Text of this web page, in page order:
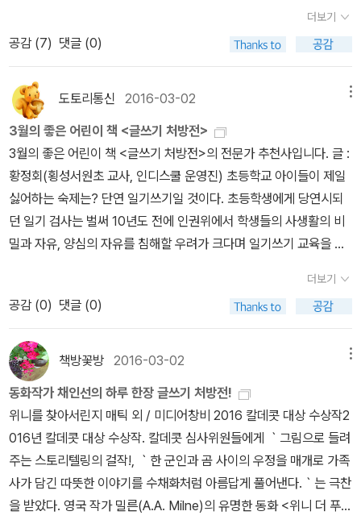
림책사실 이런 그림책을 볼 때는 걱정이 되는 것이그림책에 나오는
유치원, 학원등외부활동을 하면서 또래나 형들이 하는 나쁜말을 안
듣고 안 배울 수가 없는 거 같다.나쁜말을 모르게 하는 것이 아니라나
쁜말이 무엇인지 알고 나쁜말을 알지만 사용하지 않아야하는 것이 더
중요한 거 같다.나쁜말 먹는 괴물을 보고 유아기에 올바른 언어의 사
용의 중요함을 알려주고 싶다. 5. 잠수네 초등 3,4학년 공부법 잠수
네영어로 이미 엄마들 사이에 입소문으로 엄청 유명한 잠수네아이가
4학년이 되어서 그런지 이제 뭔가 좀 더 중심을 잡아줘야한다는 생각
이 많이 든다.특히, 학원을 보내고 있지 않고 집에서 함께 하고 있어서
하다.표지에 나온 이야기 대로 학습방향에 고민이 깊어지는 초등 3,4
학년을 위해 꼭 만나고 싶다.
선 얼굴들이 많이 보이네요. 3월에 읽고 싶은 책들을 고르면서 책을
들었다 놨다를 여러 번 했답니다. 그렇게 해서 고르고 고른 3월에 읽
고 싶은 책은요~~ 1. 게으른 요리 요리를 더 잘하고 싶기에 이번
에도 요리책이 끌렸어요. 쉽고 간편한 레시피로 풀어낸 '한국인이 좋
아하는 손님상'과 365일 반찬 걱정 없는 '한국이 좋아하는 밑반찬'으
로 독자들의 절대적인 지지를 받았던 일품요리 같은 한그릇 요리입니
다. 복잡한 조리법과 어려운 소스 없이 마트에서 쉽게 구할 수 있는
식재료들이기에 간편하네요. 게으른 요리지만 영양이 풍부하고 맛까
지 있다니 도전하고 싶어요. 2. 덮밥 한 그릇 덮밥은 간편하면
서도 맛이 있기에 한끼 식사로 좋아합니다. 돈가스나 튀김 등을 올리
는 일식 덮밥을 비롯해 중식 덮밥과 한식 비빔밥까지, 국적에 제한을
두지 않고 밥 위에 재료를 올려 맛있게 먹을 수 있는 '한 그릇 초간단
레시피' 가 모두 38가지라니 도전하고 싶어요. 저자는 서울 청담동의
리계에서 가장 주목받고 있는 스타 셰프라고 하네요. 3. 글쓰기 처
방전 동화 작가 채인선과 함께하는 365 글쓰기 다이어리군요. 우
정, 사랑, 꿈, 가족, 고민, 외로움, 걱정, 자유, 가치, 감정, 날씨, 계절,
요리, 영화, 동물, 미래, 괴담, 전쟁, 성장, 예술, 책 등 매일매일 일기에
옮겨 쓸 수 있는 글감이 날마다 한 편씩 담겨 있기에 지루하지 않는 글
쓰기 교재 같습니다. 글쓰기의 발상을 배울 수도 있어서 좋네요.
4. 브리태니커 만화백과사전 북극과 남극 브리태니커 만화백
과사전을 한 권 구입했더니 아이들이 좋아해서 한 권씩 구입하고 있
더보기
공감 (7) 댓글 (0)
도토리통신 2016-03-02
3월의 좋은 어린이 책 <글쓰기 처방전>
3월의 좋은 어린이 책 <글쓰기 처방전>의 전문가 추천사입니다. 글 :
황정회(횡성서원초 교사, 인디스쿨 운영진) 초등학교 아이들이 제일
싫어하는 숙제는? 단연 일기쓰기일 것이다. 초등학생에게 당연시되
던 일기 검사는 벌써 10년도 전에 인권위에서 학생들의 사생활의 비
밀과 자유, 양심의 자유를 침해할 우려가 크다며 일기쓰기 교육을 아
기 숙제에 대해 하루를 기록하고 교사와 학생이 소통하고 교류하는
의미 있는 활동이라는 의견과, 일기라는 사적인 기록을 교사라는 이
유로 마음대로 읽어서는 안 된다는 의견 등 여러 찬반 의견이 있어 왔
다. 그래서 최근 일기쓰기는 개인의 사생활을 기록하는 것이 아니라
학급일기 형태로 학급 구성원들이 함께 기록하고 공유하는 방식으로
변화하거나 다양한 주제를 써보는 글쓰기 교육의 형태로 변화하고 있
다.돌이켜보면 많은 이들에게 일기쓰기는 그리 유쾌하지 않은 기억으
로 남아있다. 방학 동안 밀린 일기를 개학 전날 몰아 쓴 이들에게는 더
욱 힘들고 고통스러운 기억일 것이다. 그래서 어쩌면 많은 이들이 글
쓰기를 어려워하고 힘들어하는지도 모른다. 어린 시절 글쓰기에 대한
첫 기억이 힘들고 유쾌하지 않은 기억이었기 때문에 말이다.아이들이
더보기
공감 (0) 댓글 (0)
책방꽃방 2016-03-02
동화작가 채인선의 하루 한장 글쓰기 처방전!
위니를 찾아서린지 매틱 외 / 미디어창비 2016 칼데콧 대상 수상작2
016년 칼데콧 대상 수상작. 칼데콧 심사위원들에게 ｀그림으로 들려
주는 스토리텔링의 걸작!, ｀한 군인과 곰 사이의 우정을 매개로 가족
사가 담긴 따뜻한 이야기를 수채화처럼 아름답게 풀어낸다.｀는 극찬
을 받았다. 영국 작가 밀른(A.A. Milne)의 유명한 동화 <위니 더 푸